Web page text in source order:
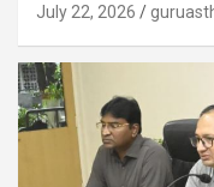
July 22, 2026